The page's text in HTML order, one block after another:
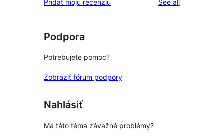
1-
hodnotením
Pridať moju recenziu See all
Podpora
Potrebujete pomoc?
Zobraziť fórum podpory
Nahlásiť
Má táto téma závažné problémy?